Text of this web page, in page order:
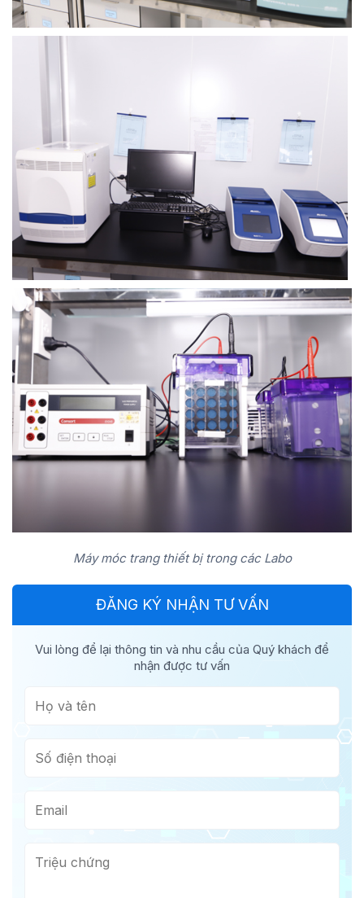
Máy móc trang thiết bị trong các Labo
ĐĂNG KÝ NHẬN TƯ VẤN
Vui lòng để lại thông tin và nhu cầu của Quý khách để
nhận được tư vấn